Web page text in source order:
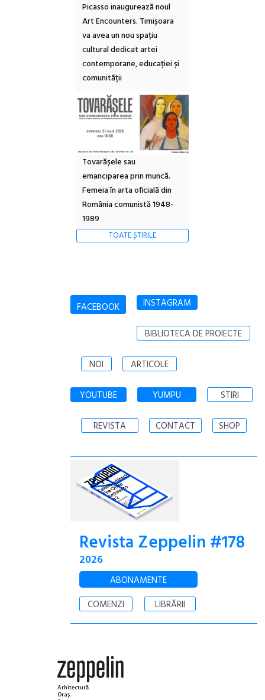
Picasso inaugurează noul
Art Encounters. Timișoara
va avea un nou spațiu
cultural dedicat artei
contemporane, educației și
comunității
Tovarășele sau
emanciparea prin muncă.
Femeia în arta oficială din
România comunistă 1948-
1989
TOATE ȘTIRILE
FACEBOOK INSTAGRAM
BIBLIOTECA DE PROIECTE
NOI ARTICOLE
YOUTUBE YUMPU STIRI
REVISTA CONTACT SHOP
Revista Zeppelin #178
2026
ABONAMENTE
COMENZI
LIBRĂRII
Arhitectură.
Oraș.